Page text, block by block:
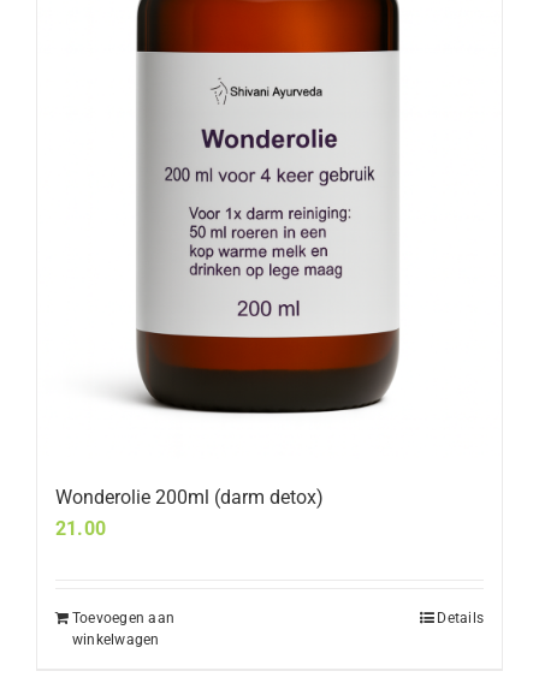
Wonderolie 200ml (darm detox)
21.00
Toevoegen aan
winkelwagen
Details